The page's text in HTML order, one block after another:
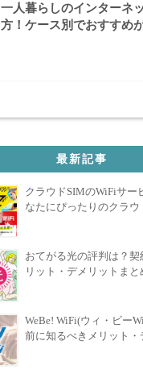
一人暮らしのインターネ
方！ケース別でおすすめ
最新記事
クラウドSIMのWiFiサー
なたにぴったりのクラウ
おてがる光の評判は？契
リット・デメリットまと
WeBe! WiFi(ウィ・ビー
前に知るべきメリット・